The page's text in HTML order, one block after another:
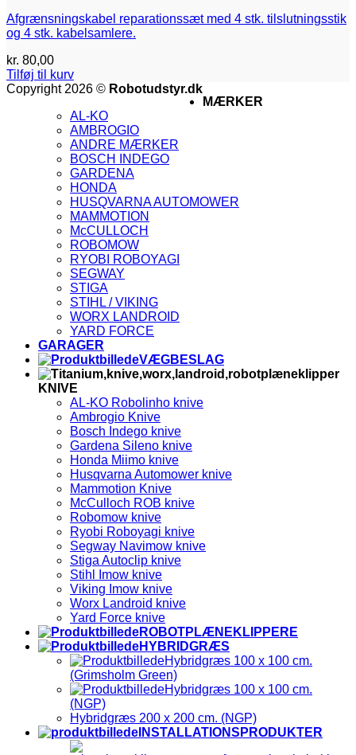
Afgrænsningskabel reparationssæt med 4 stk. tilslutningsstik
og 4 stk. kabelsamlere.
kr. 80,00
Tilføj til kurv
Copyright 2026 © Robotudstyr.dk
MÆRKER
AL-KO
AMBROGIO
ANDRE MÆRKER
BOSCH INDEGO
GARDENA
HONDA
HUSQVARNA AUTOMOWER
MAMMOTION
McCULLOCH
ROBOMOW
RYOBI ROBOYAGI
SEGWAY
STIGA
STIHL / VIKING
WORX LANDROID
YARD FORCE
GARAGER
VÆGBESLAG
KNIVE
AL-KO Robolinho knive
Ambrogio Knive
Bosch Indego knive
Gardena Sileno knive
Honda Miimo knive
Husqvarna Automower knive
Mammotion Knive
McCulloch ROB knive
Robomow knive
Ryobi Roboyagi knive
Segway Navimow knive
Stiga Autoclip knive
Stihl Imow knive
Viking Imow knive
Worx Landroid knive
Yard Force knive
ROBOTPLÆNEKLIPPERE
HYBRIDGRÆS
Hybridgræs 100 x 100 cm.
(Grimsholm Green)
Hybridgræs 100 x 100 cm.
(NGP)
Hybridgræs 200 x 200 cm. (NGP)
INSTALLATIONSPRODUKTER